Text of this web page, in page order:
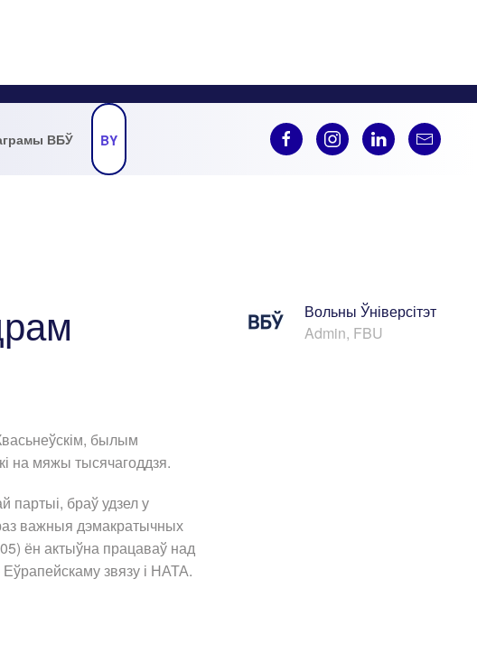
ВБЎ BY
былым
на мяжы тысячагоддзя.
партыі, браў удзел у
важныя дэмакратычных
ён актыўна працаваў над
звязу і НАТА.
Вольны Ўніверсітэт
Admin, FBU